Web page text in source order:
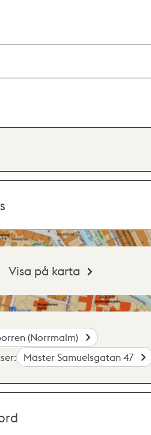
Visa på karta
(Norrmalm)
Mäster Samuelsgatan 47